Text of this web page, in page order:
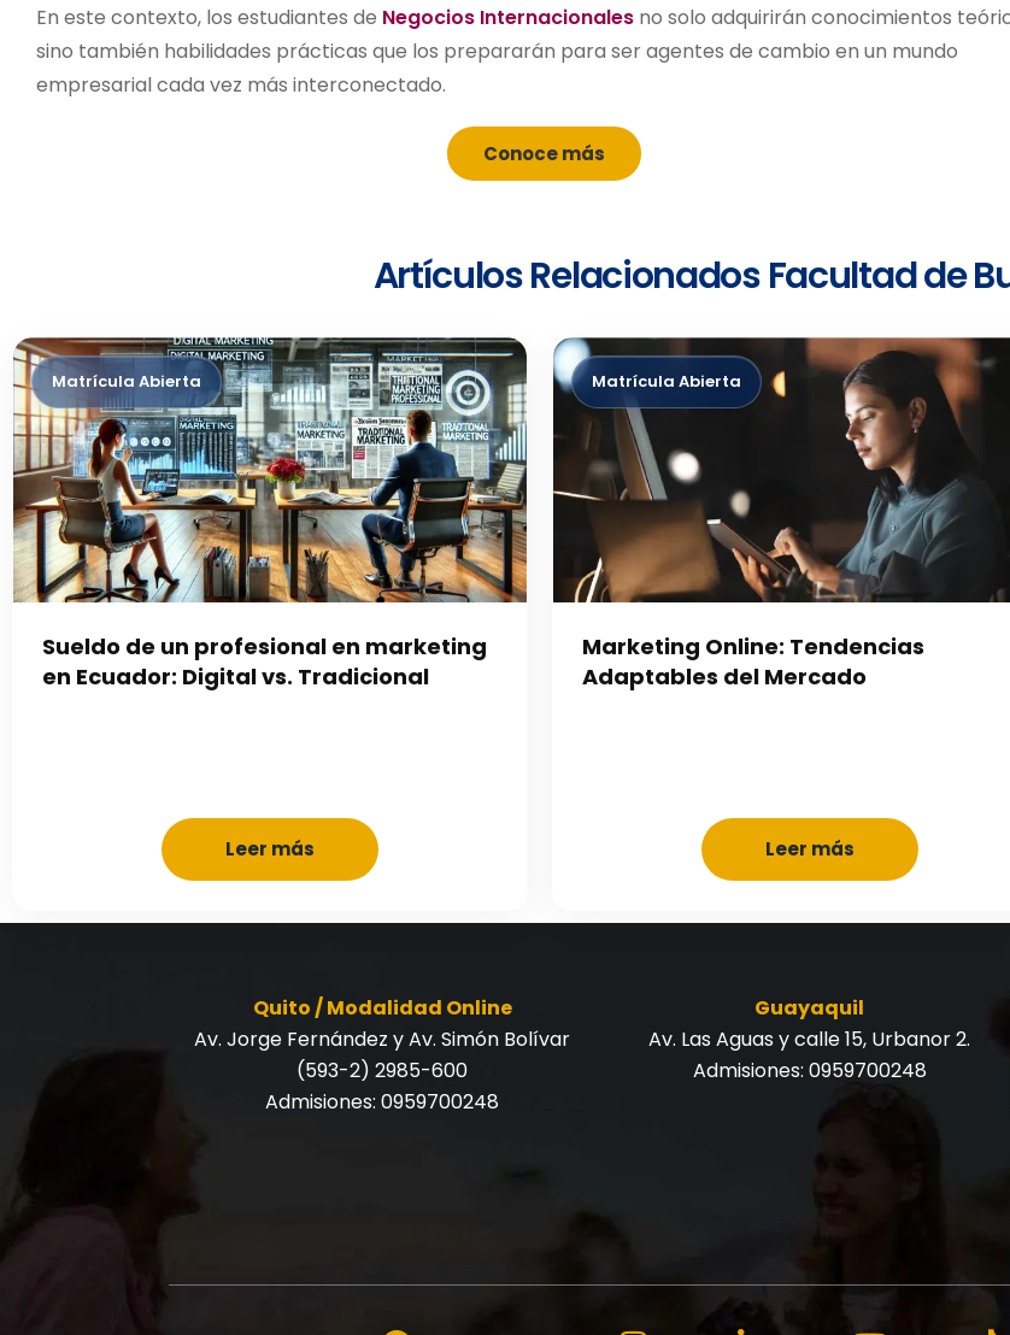
En este contexto, los estudiantes de Negocios Internacionales no solo adquirirán conocimientos
sino también habilidades prácticas que los prepararán para ser agentes de cambio en un mundo
empresarial cada vez más interconectado.
Conoce más
Artículos Relacionados Facultad de
Sueldo de un profesional en marketing
en Ecuador: Digital vs. Tradicional
Leer más
Marketing Online: Tendencias
Adaptables del Mercado
Leer más
Quito / Modalidad Online
Av. Jorge Fernández y Av. Simón Bolívar
(593-2) 2985-600
Admisiones:0959700248
Guayaquil
Av. Las Aguas y calle 15, Urbanor 2.
Admisiones: 0959700248